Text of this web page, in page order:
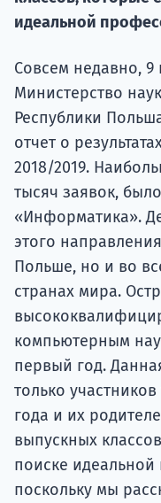
идеальной
Совсем недавно, 9
Министерство
Республики
отчет о
2018/2019.
тысяч заявок,
«Информатика».
этого
Польше, но и во
странах мира.
компьютерным
первый год.
только
года и их
выпускных
поиске
поскольку мы